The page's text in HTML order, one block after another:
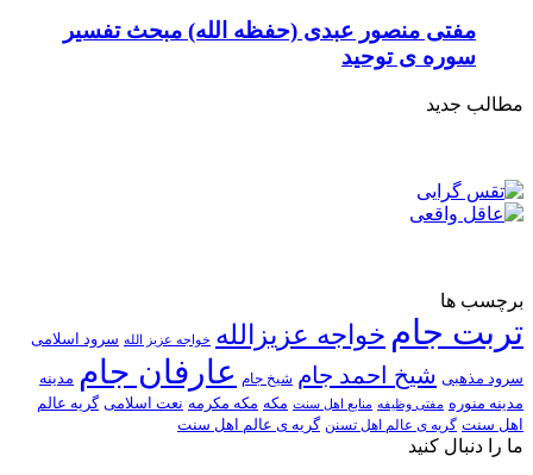
مفتی منصور عبدی (حفظه الله) مبحث تفسیر
سوره ی توحید
مطالب جدید
برچسب ها
تربت جام خواجه عزیزالله خواجه عزیز الله سرود اسلامی
سرود مذهبی شیخ احمد جام شیخ جام عارفان جام مدینه
مدینه منوره مفتی وظیفه منابع اهل سنت مکه مکه مکرمه نعت اسلامی گریه عالم
اهل سنت گریه ی عالم اهل تسنن گریه ی عالم اهل سنت
ما را دنبال کنید